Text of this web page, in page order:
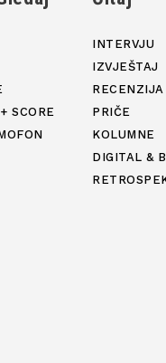
SCORE
INTERVJU
IZVJEŠTAJ
RECENZIJA
PRIČE
KOLUMNE
DIGITAL &